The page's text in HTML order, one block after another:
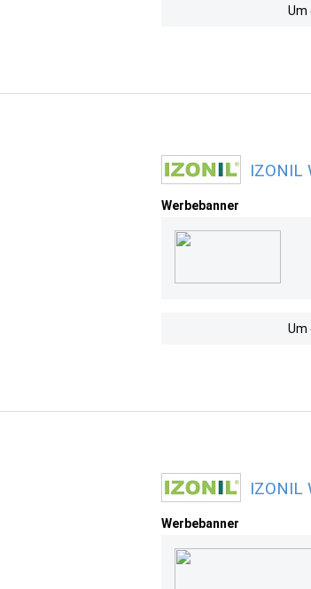
Um
IZONIL
Werbebanner
Um
IZONIL
Werbebanner